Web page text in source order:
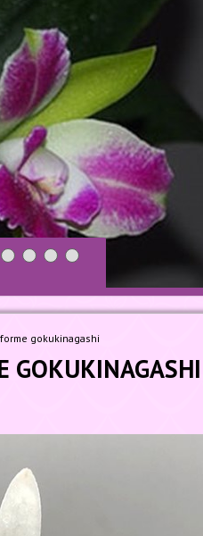
15 16 17 18
gokukinagashi
GOKUKINAGASHI